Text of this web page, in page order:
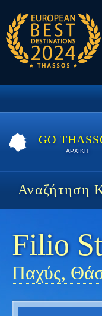
GO
ΑΡΧΙΚΗ
Αναζήτηση
Filio
Παχύς,